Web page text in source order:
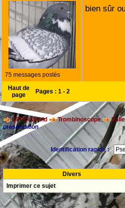
75 messages postés
bien sûr
Haut de
page
Pages : 1 - 2
CFPOI World Trombinoscope
présentation
Identification rapide :
Divers
Imprimer ce sujet